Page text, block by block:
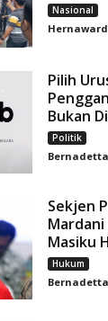
Nasional
Pilih
Bukan
Politik
Sekjen
Masiku
Hukum